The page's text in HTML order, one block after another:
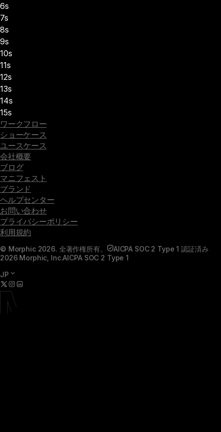
6s
7s
8s
9s
10s
11s
12s
13s
14s
15s
ワークフロー
ショーケース
ユースケース
会社概要
ブログ
マニフェスト
ブランド
ヘルプセンター
お問い合わせ
プライバシーポリシー
利用規約
© Morphic 2026. 全著作権所有。
AICPA SOC 2 Type 1 認証済み
2026 Morphic, Inc.AICPA SOC 2 Type 1
JP